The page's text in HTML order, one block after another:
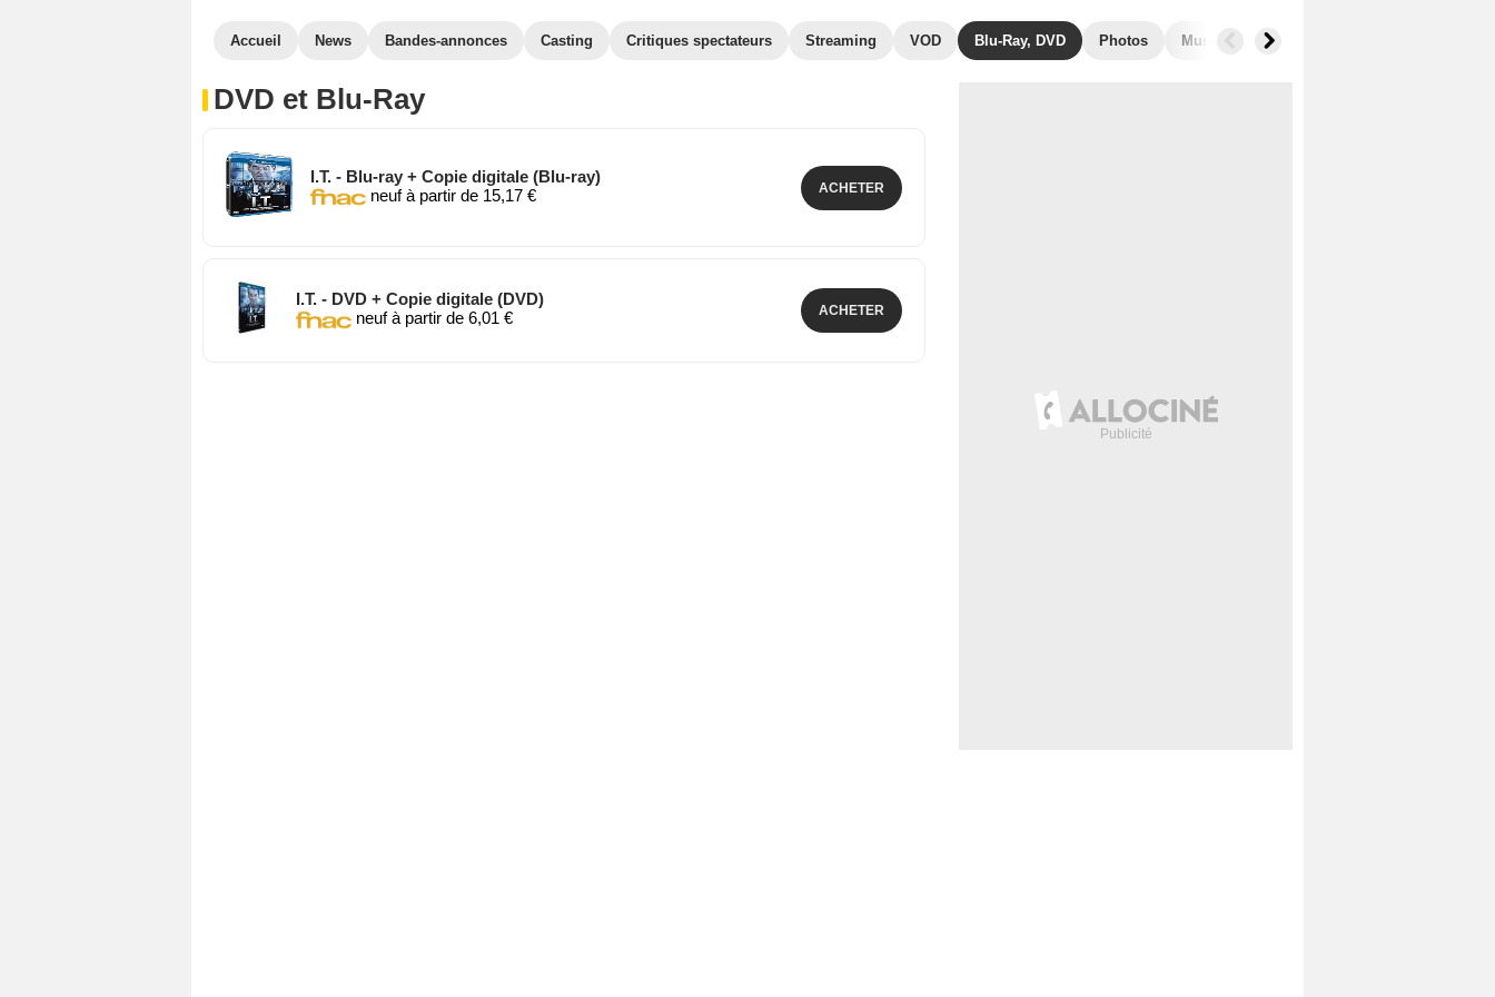
Accueil News Bandes-annonces Casting Critiques spectateurs Streaming VOD Blu-Ray, DVD Photos Musique Films similaires
DVD et Blu-Ray
I.T. - Blu-ray + Copie digitale (Blu-ray)
neuf à partir de 15,17 €
ACHETER
I.T. - DVD + Copie digitale (DVD)
neuf à partir de 6,01 €
ACHETER